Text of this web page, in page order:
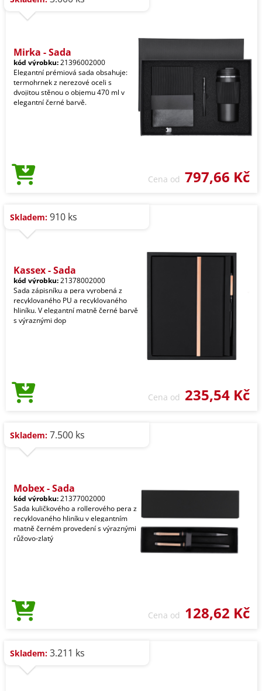
Mirka - Sada
kód výrobku:21396002000
Elegantní prémiová sada obsahuje:
termohrnek z nerezové oceli s
dvojitou stěnou o objemu 470 ml v
elegantní černé barvě.
Cena od 797,66 Kč
Skladem: 910 ks
Kassex - Sada
kód výrobku:21378002000
Sada zápisníku a pera vyrobená z
recyklovaného PU a recyklovaného
hliníku. V elegantní matně černé barvě
s výraznými dop
Cena od 235,54 Kč
Skladem: 7.500 ks
Mobex - Sada
kód výrobku:21377002000
Sada kuličkového a rollerového pera z
recyklovaného hliníku v elegantním
matně černém provedení s výraznými
růžovo-zlatý
Cena od 128,62 Kč
Skladem: 3.211 ks